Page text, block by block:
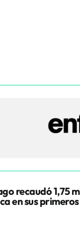
recaudó 1,75
en sus